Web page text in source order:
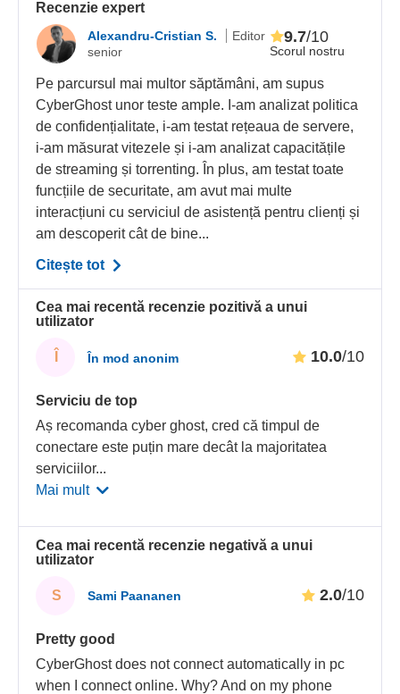
Recenzie expert
Alexandru-Cristian S.
Editor
senior
Scorul nostru
9.7/10
Pe parcursul mai multor săptămâni, am supus
CyberGhost unor teste ample. I-am analizat politica
de confidențialitate, i-am testat rețeaua de servere,
i-am măsurat vitezele și i-am analizat capacitățile
de streaming și torrenting. În plus, am testat toate
funcțiile de securitate, am avut mai multe
interacțiuni cu serviciul de asistență pentru clienți și
am descoperit cât de bine...
Citește tot
Cea mai recentă recenzie pozitivă a unui
utilizator
În mod anonim 10.0/10
Serviciu de top
Aș recomanda cyber ghost, cred că timpul de
conectare este puțin mare decât la majoritatea
serviciilor...
Mai mult
Cea mai recentă recenzie negativă a unui
utilizator
S Sami Paananen 2.0/10
Pretty good
CyberGhost does not connect automatically in pc
when I connect online. Why? And on my phone